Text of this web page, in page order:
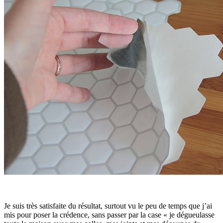
Je suis très satisfaite du résultat, surtout vu le peu de temps que j’ai
mis pour poser la crédence, sans passer par la case « je dégueulasse